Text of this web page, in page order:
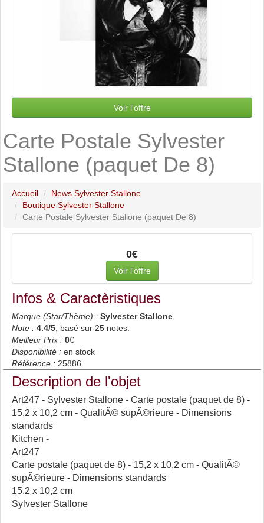
Voir l'offre
Carte Postale Sylvester
Stallone (paquet De 8)
Accueil
News Sylvester Stallone
Boutique Sylvester Stallone
Carte Postale Sylvester Stallone (paquet De 8)
0€
Voir l'offre
Infos & Caractèristiques
Marque (Star/Thème) : Sylvester Stallone
Note : 4.4/5 , basé sur 25 notes.
Meilleur Prix : 0€
Disponibilité : en stock
Référence : 25886
Description de l'objet
Art247 - Sylvester Stallone - Carte postale (paquet de 8) -
15,2 x 10,2 cm - QualitÃ© supÃ©rieure - Dimensions
standards
Kitchen -
Art247
Carte postale (paquet de 8) - 15,2 x 10,2 cm - QualitÃ©
supÃ©rieure - Dimensions standards
15,2 x 10,2 cm
Sylvester Stallone